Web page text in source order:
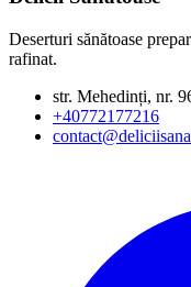
Deserturi sănătoase
rafinat.
str. Mehedinți, nr.
+40772177216